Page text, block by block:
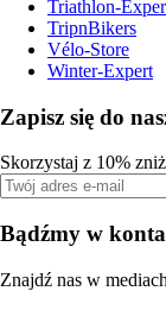
Triathlon-
TripnBikers
Vélo-Store
Winter-Expert
Zapisz się do
Skorzystaj z 10%
Bądźmy w
Znajdź nas w